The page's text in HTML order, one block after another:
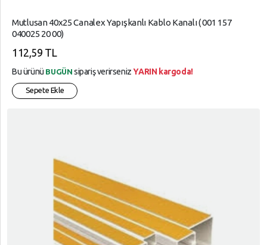
Mutlusan 40x25 Canalex Yapışkanlı Kablo Kanalı ( 001 157
040025 20 00)
112,59 TL
Bu ürünü BUGÜN sipariş verirsenizYARIN kargoda!
Sepete Ekle